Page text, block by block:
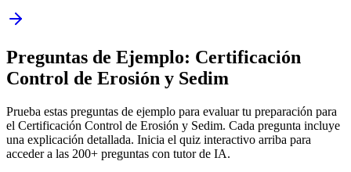
Preguntas de Ejemplo: Certificación
Control de Erosión y Sedim
Prueba estas preguntas de ejemplo para evaluar tu preparación para
el Certificación Control de Erosión y Sedim. Cada pregunta incluye
una explicación detallada. Inicia el quiz interactivo arriba para
acceder a las 200+ preguntas con tutor de IA.